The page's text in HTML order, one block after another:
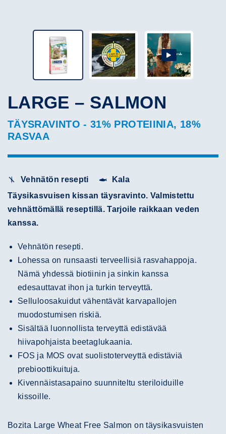
LARGE – SALMON
TÄYSRAVINTO - 31% PROTEIINIA, 18%
RASVAA
Vehnätön resepti
Kala
Täysikasvuisen kissan täysravinto. Valmistettu
vehnättömällä reseptillä. Tarjoile raikkaan veden
kanssa.
Vehnätön resepti.
Lohessa on runsaasti terveellisiä rasvahappoja.
Nämä yhdessä biotiinin ja sinkin kanssa
edesauttavat ihon ja turkin terveyttä.
Selluloosakuidut vähentävät karvapallojen
muodostumisen riskiä.
Sisältää luonnollista terveyttä edistävää
hiivapohjaista beetaglukaania.
FOS ja MOS ovat suolistoterveyttä edistäviä
prebioottikuituja.
Kivennäistasapaino suunniteltu steriloiduille
kissoille.
Bozita Large Wheat Free Salmon on täysikasvuisten